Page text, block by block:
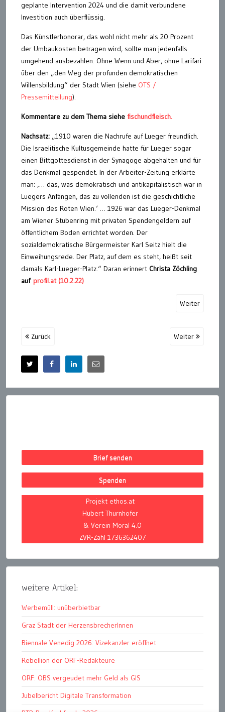
geplante Intervention 2024 und die damit verbundene
Investition auch überflüssig.
Das Künstlerhonorar, das wohl nicht mehr als 20 Prozent
der Umbaukosten betragen wird, sollte man jedenfalls
umgehend ausbezahlen. Ohne Wenn und Aber, ohne Larifari
über den „den Weg der profunden demokratischen
Willensbildung“ der Stadt Wien (siehe OTS /
Pressemitteilung).
Kommentare zu dem Thema siehe fischundfleisch.
Nachsatz: „1910 waren die Nachrufe auf Lueger freundlich.
Die Israelitische Kultusgemeinde hatte für Lueger sogar
einen Bittgottesdienst in der Synagoge abgehalten und für
das Denkmal gespendet. In der Arbeiter-Zeitung erklärte
man: ‚… das, was demokratisch und antikapitalistisch war in
Luegers Anfängen, das zu vollenden ist die geschichtliche
Mission des Roten Wien.‘ … 1926 war das Lueger-Denkmal
am Wiener Stubenring mit privaten Spendengeldern auf
öffentlichem Boden errichtet worden. Der
sozialdemokratische Bürgermeister Karl Seitz hielt die
Einweihungsrede. Der Platz, auf dem es steht, heißt seit
damals Karl-Lueger-Platz.“ Daran erinnert Christa Zöchling
auf profil.at (10.2.22)
Weiter
Zurück Weiter
Brief senden
Spenden
Projekt ethos.at
Hubert Thurnhofer
& Verein Moral 4.0
ZVR-Zahl 1736362407
weitere Artikel:
Werbemüll: unüberbietbar
Graz Stadt der HerzensbrecherInnen
Biennale Venedig 2026: Vizekanzler eröffnet
Rebellion der ORF-Redakteure
ORF: OBS vergeudet mehr Geld als GIS
Jubelbericht Digitale Transformation